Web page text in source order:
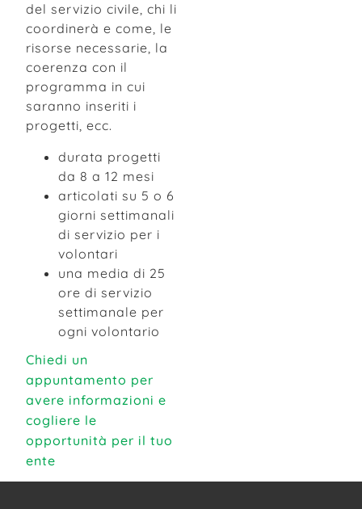
del servizio civile, chi li
coordinerà e come, le
risorse necessarie, la
coerenza con il
programma in cui
saranno inseriti i
progetti, ecc.
durata progetti
da 8 a 12 mesi
articolati su 5 o 6
giorni settimanali
di servizio per i
volontari
una media di 25
ore di servizio
settimanale per
ogni volontario
Chiedi un
appuntamento per
avere informazioni e
cogliere le
opportunità per il tuo
ente